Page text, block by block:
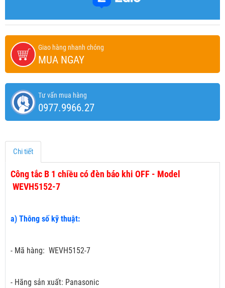
Giao hàng nhanh chóng
MUA NGAY
Tư vấn mua hàng
0977.9966.27
Chi tiết
Công tắc B 1 chiều có đèn báo khi OFF - Model
WEVH5152-7
a) Thông số kỹ thuật:
- Mã hàng: WEVH5152-7
- Hãng sản xuất: Panasonic